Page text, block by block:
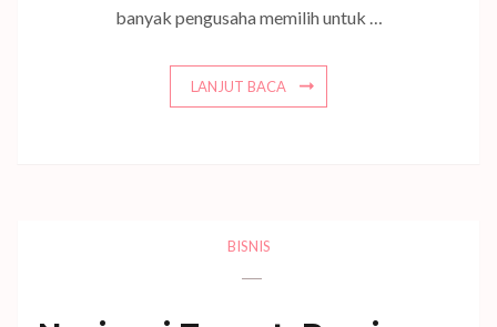
banyak pengusaha memilih untuk …
LANJUT BACA
BISNIS